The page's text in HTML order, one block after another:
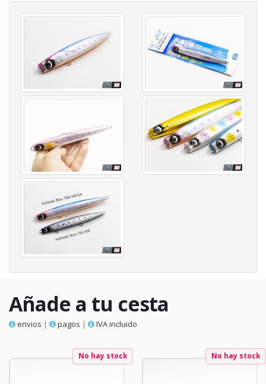
Añade a tu cesta
envios | pagos | IVA incluido
No hay stock No hay stock